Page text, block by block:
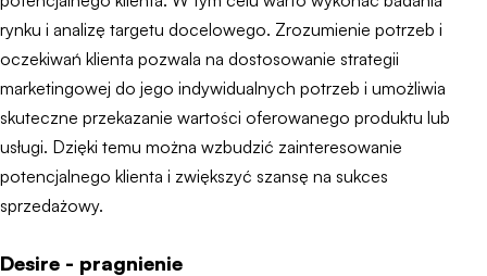
rynku i analizę targetu docelowego. Zrozumienie potrzeb i
oczekiwań klienta pozwala na dostosowanie strategii
marketingowej do jego indywidualnych potrzeb i umożliwia
skuteczne przekazanie wartości oferowanego produktu lub
usługi. Dzięki temu można wzbudzić zainteresowanie
potencjalnego klienta i zwiększyć szansę na sukces
sprzedażowy.
Desire - pragnienie